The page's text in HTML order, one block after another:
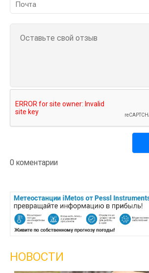
0 коментарии
НОВОСТИ